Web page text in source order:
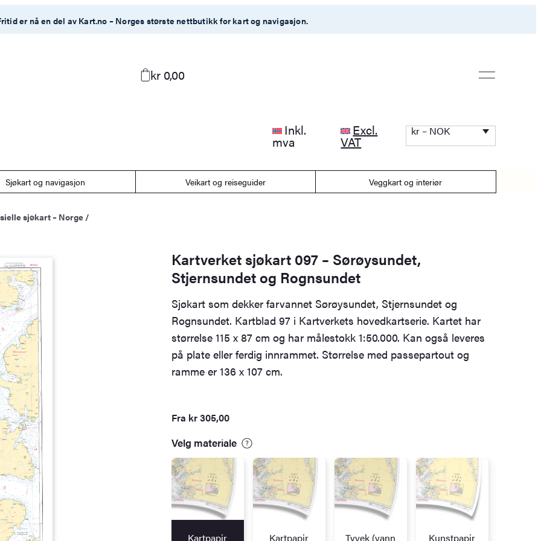
er nå en del av Kart.no – Norges største nettbutikk for kart og navigasjon.
kr 0,00
Inkl.
mva
Excl.
VAT
kr – NOK
Sjøkart og navigasjon Veikart og reiseguider Veggkart og interiør
sjøkart – Norge /
Kartverket sjøkart 097 – Sørøysundet,
Stjernsundet og Rognsundet
Sjøkart som dekker farvannet Sørøysundet, Stjernsundet og
Rognsundet. Kartblad 97 i Kartverkets hovedkartserie. Kartet har
størrelse 115 x 87 cm og har målestokk 1:50.000. Kan også leveres
på plate eller ferdig innrammet. Størrelse med passepartout og
ramme er 136 x 107 cm.
Fra kr305,00
Velg materiale
Kartpapir Kartpapir Tyvek (vann Kunstpapir